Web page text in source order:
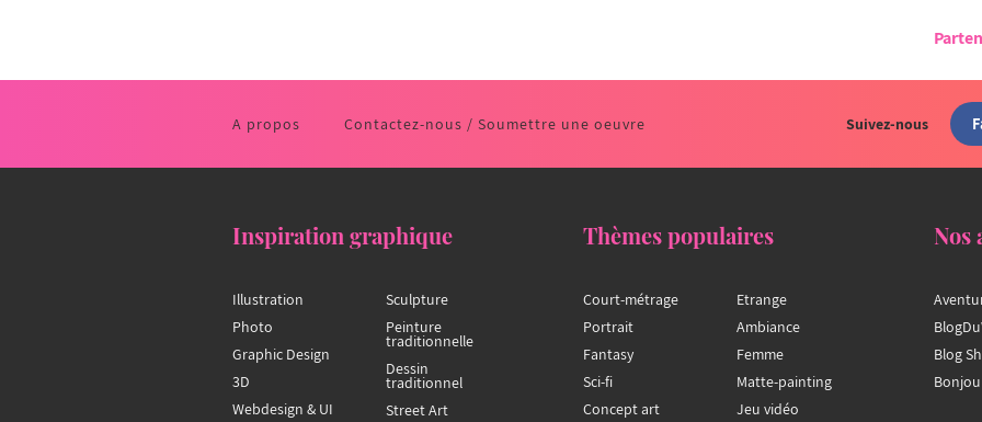
A propos Contactez-nous / Soumettre une oeuvre Suivez-nous
Inspiration graphique
Illustration
Photo
Graphic Design
3D
Webdesign & UI
Sculpture
Peinture
traditionnelle
Dessin
traditionnel
Street Art
Thèmes populaires
Court-métrage
Portrait
Fantasy
Sci-fi
Concept art
Etrange
Ambiance
Femme
Matte-painting
Jeu vidéo
Nos
Blog